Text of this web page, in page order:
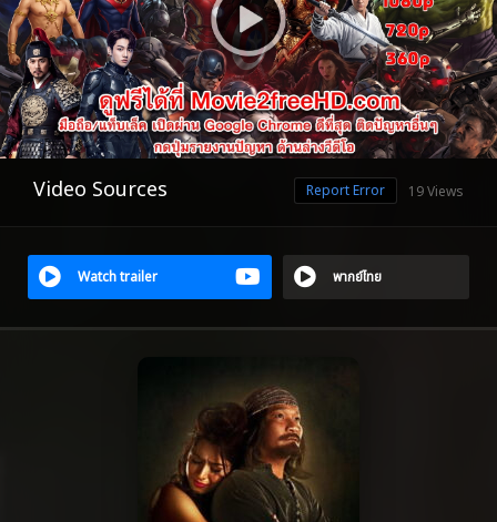
Video Sources 19 Views
Report Error
Watch trailer พากย์ไทย